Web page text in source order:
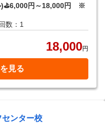
)⛳️6,000円～18,000円 ※
数：1
18,000円
見る
ンター校